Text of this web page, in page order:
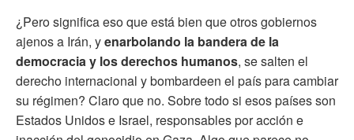
¿Pero significa eso que está bien que otros gobiernos
ajenos a Irán, yenarbolando la bandera de la
democracia y los derechos humanos, se salten el
derecho internacional y bombardeen el país para cambiar
su régimen? Claro que no. Sobre todo si esos países son
Estados Unidos e Israel, responsables por acción e